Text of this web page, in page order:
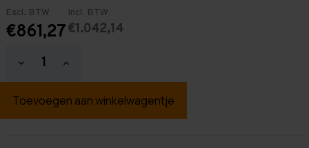
Excl. BTW
€861,27
Incl. BTW
€1.042,14
Hoeveelheid
verlagen
Grootvakstelling
mm
Hoeveelheid
verhogen
Grootvakstelling
mm